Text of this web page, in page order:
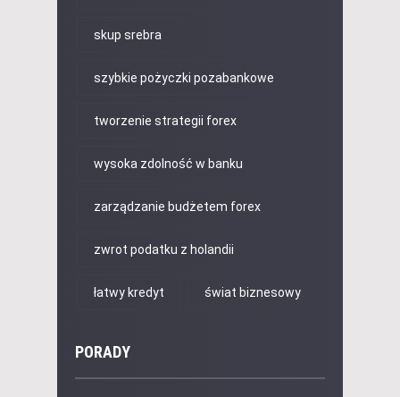
skup srebra
szybkie pożyczki pozabankowe
tworzenie strategii forex
wysoka zdolność w banku
zarządzanie budżetem forex
zwrot podatku z holandii
łatwy kredyt świat biznesowy
PORADY